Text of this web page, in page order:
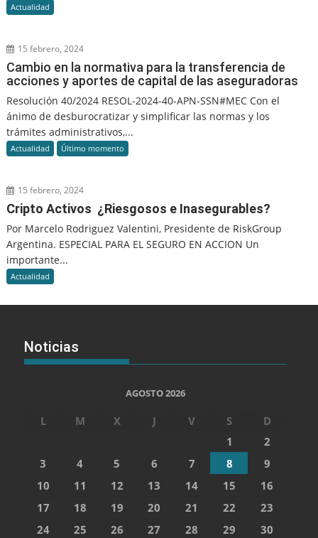
Actualidad
15 febrero, 2024
Cambio en la normativa para la transferencia de
acciones y aportes de capital de las aseguradoras
Resolución 40/2024 RESOL-2024-40-APN-SSN#MEC Con el
ánimo de desburocratizar y simplificar las normas y los
trámites administrativos,...
Actualidad Último momento
15 febrero, 2024
Cripto Activos ¿Riesgosos e Inasegurables?
Por Marcelo Rodriguez Valentini, Presidente de RiskGroup
Argentina. ESPECIAL PARA EL SEGURO EN ACCION Un
importante...
Actualidad
Noticias
AGOSTO 2026
L M X J V S
D
1
2
3
4 5 6 7 8
9
10
11 12 13 14 15
16
17
18 19 20 21 22
23
24
25 26 27 28 29
30